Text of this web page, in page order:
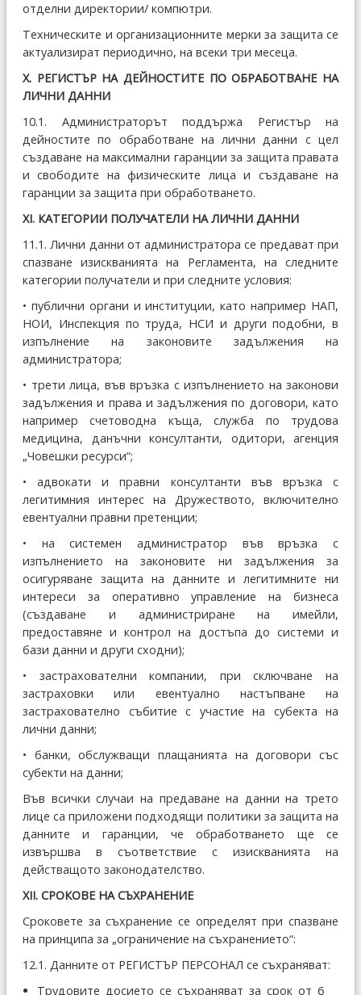
отделни директории/ компютри.
Техническите и организационните мерки за защита се
актуализират периодично, на всеки три месеца.
Х. РЕГИСТЪР НА ДЕЙНОСТИТЕ ПО ОБРАБОТВАНЕ НА
ЛИЧНИ ДАННИ
10.1. Администраторът поддържа Регистър на
дейностите по обработване на лични данни с цел
създаване на максимални гаранции за защита правата
и свободите на физическите лица и създаване на
гаранции за защита при обработването.
ХІ. КАТЕГОРИИ ПОЛУЧАТЕЛИ НА ЛИЧНИ ДАННИ
11.1. Лични данни от администратора се предават при
спазване изискванията на Регламента, на следните
категории получатели и при следните условия:
• публични органи и институции, като например НАП,
НОИ, Инспекция по труда, НСИ и други подобни, в
изпълнение на законовите задължения на
администратора;
• трети лица, във връзка с изпълнението на законови
задължения и права и задължения по договори, като
например счетоводна къща, служба по трудова
медицина, данъчни консултанти, одитори, агенция
„Човешки ресурси“;
• адвокати и правни консултанти във връзка с
легитимния интерес на Дружеството, включително
евентуални правни претенции;
• на системен администратор във връзка с
изпълнението на законовите ни задължения за
осигуряване защита на данните и легитимните ни
интереси за оперативно управление на бизнеса
(създаване и администриране на имейли,
предоставяне и контрол на достъпа до системи и
бази данни и други сходни);
• застрахователни компании, при сключване на
застраховки или евентуално настъпване на
застрахователно събитие с участие на субекта на
лични данни;
• банки, обслужващи плащанията на договори със
субекти на данни;
Във всички случаи на предаване на данни на трето
лице са приложени подходящи политики за защита на
данните и гаранции, че обработването ще се
извършва в съответствие с изискванията на
действащото законодателство.
ХІІ. СРОКОВЕ НА СЪХРАНЕНИЕ
Сроковете за съхранение се определят при спазване
на принципа за „ограничение на съхранението“:
12.1. Данните от РЕГИСТЪР ПЕРСОНАЛ се съхраняват:
Трудовите досието се съхраняват за срок от 6